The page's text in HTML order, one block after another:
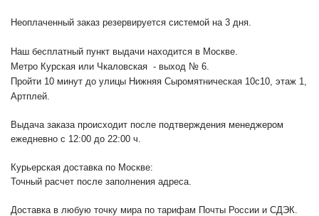
Неоплаченный заказ резервируется системой на 3 дня.
Наш бесплатный пункт выдачи находится в Москве.
Метро Курская или Чкаловская - выход № 6.
Пройти 10 минут до улицы Нижняя Сыромятническая 10с10, этаж 1,
Артплей.
Выдача заказа происходит после подтверждения менеджером
ежедневно с 12:00 до 22:00 ч.
Курьерская доставка по Москве:
Точный расчет после заполнения адреса.
Доставка в любую точку мира по тарифам Почты России и СДЭК.